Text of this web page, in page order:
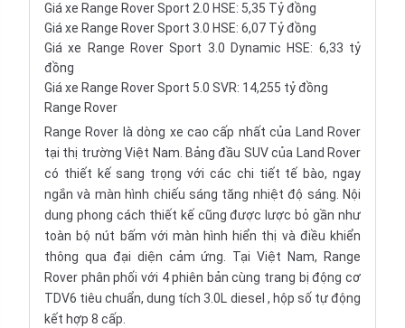
Giá xe Range Rover Sport 2.0 HSE: 5,35 Tỷ đồng
Giá xe Range Rover Sport 3.0 HSE: 6,07 Tỷ đồng
Giá xe Range Rover Sport 3.0 Dynamic HSE: 6,33 tỷ
đồng
Giá xe Range Rover Sport 5.0 SVR: 14,255 tỷ đồng
Range Rover
Range Rover là dòng xe cao cấp nhất của Land Rover
tại thị trường Việt Nam. Bảng đầu SUV của Land Rover
có thiết kế sang trọng với các chi tiết tế bào, ngay
ngắn và màn hình chiếu sáng tăng nhiệt độ sáng. Nội
dung phong cách thiết kế cũng được lược bỏ gần như
toàn bộ nút bấm với màn hình hiển thị và điều khiển
thông qua đại diện cảm ứng. Tại Việt Nam, Range
Rover phân phối với 4 phiên bản cùng trang bị động cơ
TDV6 tiêu chuẩn, dung tích 3.0L diesel , hộp số tự động
kết hợp 8 cấp.